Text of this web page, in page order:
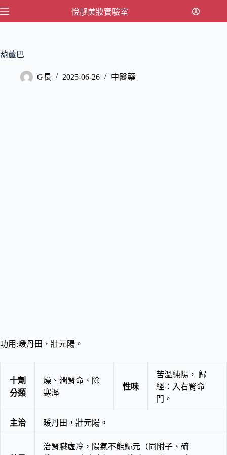
跳
內
悅靓美妝實驗室
葫蘆巴
G長 2025-06-26 中醫藥
功用:暖丹田，壯元陽。
十劑
分類
燥、潤腎命、除
寒溼
性味
苦溫純陽， 歸
經：入右腎命
門。
主治 暖丹田，壯元陽。
治腎臟虛冷，陽氣不能歸元（同附子、硫